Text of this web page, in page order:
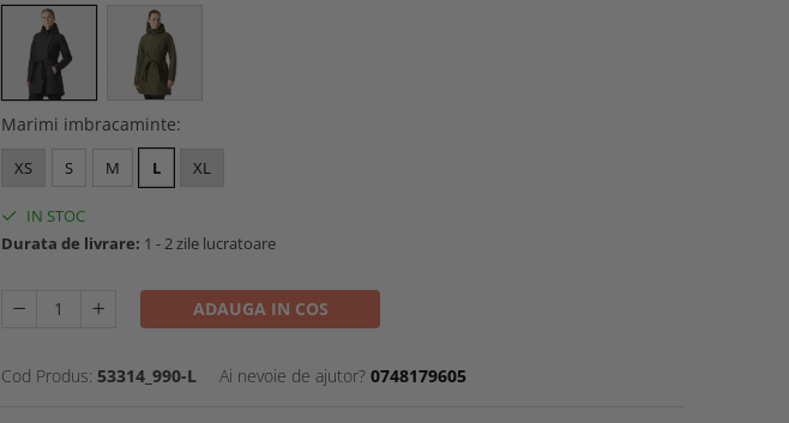
Marimi imbracaminte:
XS S M L XL
IN STOC
Durata de livrare: 1 - 2 zile lucratoare
ADAUGA IN COS
Cod Produs: 53314_990-L Ai nevoie de ajutor? 0748179605